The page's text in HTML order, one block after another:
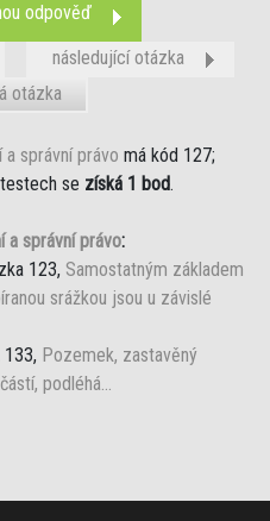
odpověď
následující otázka
otázka
a správní právo má kód 127;
se získá 1 bod.
a správní právo:
123, Samostatným základem
srážkou jsou u závislé
Pozemek, zastavěný
podléhá...